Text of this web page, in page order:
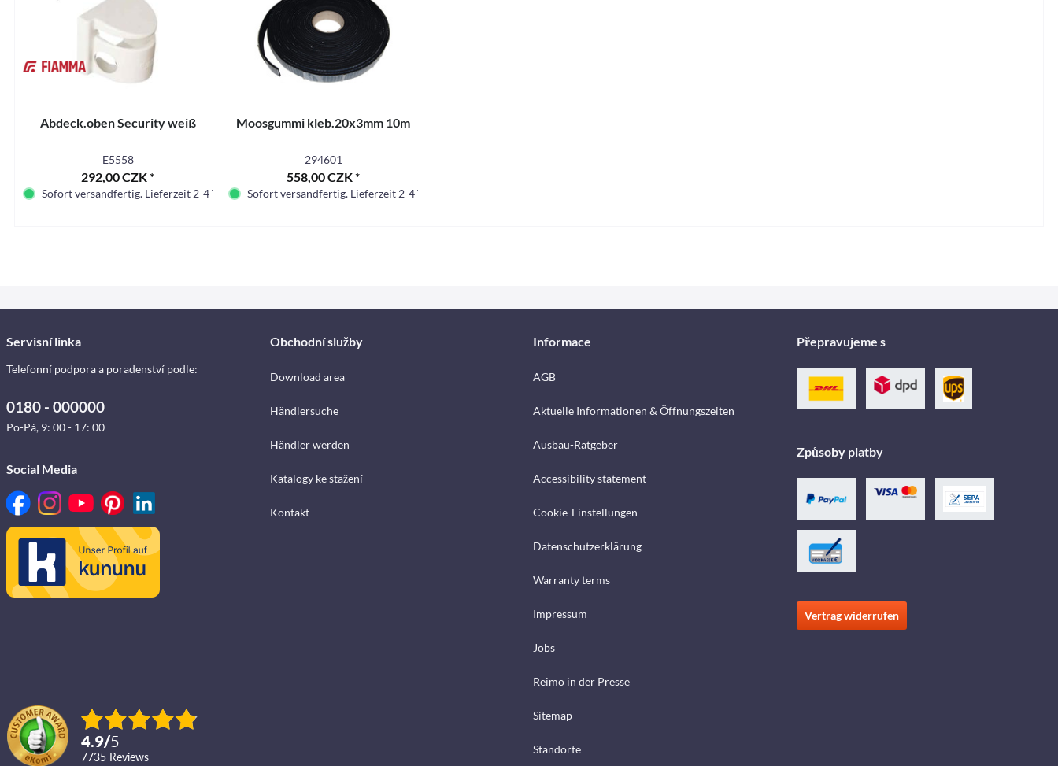
Abdeck.oben Security weiß
E5558
292,00 CZK *
Sofort versandfertig. Lieferzeit 2-4 Tage.
Moosgummi kleb.20x3mm 10m
294601
558,00 CZK *
Sofort versandfertig. Lieferzeit 2-4 Tage.
Servisní linka
Telefonní podpora a poradenství podle:
0180 - 000000
Po-Pá, 9: 00 - 17: 00
Social Media
4.9/5
7735 reviews
Obchodní služby
Download area
Händlersuche
Händler werden
Katalogy ke stažení
Kontakt
Informace
AGB
Aktuelle Informationen & Öffnungszeiten
Ausbau-Ratgeber
Accessibility statement
Cookie-Einstellungen
Datenschutzerklärung
Warranty terms
Impressum
Jobs
Reimo in der Presse
Sitemap
Standorte
Přepravujeme s
Způsoby platby
Vertrag widerrufen